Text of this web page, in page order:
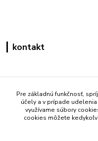
kontakt
+421 908
(Po - Pia 7:30-
info@mati.sk
Pre základnú funkčnosť,
účely a v prípade
využívame súbory
cookies môžete